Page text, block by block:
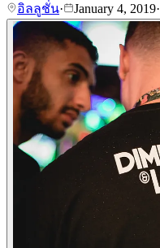
อิลลูชั่น· January 4, 2019·